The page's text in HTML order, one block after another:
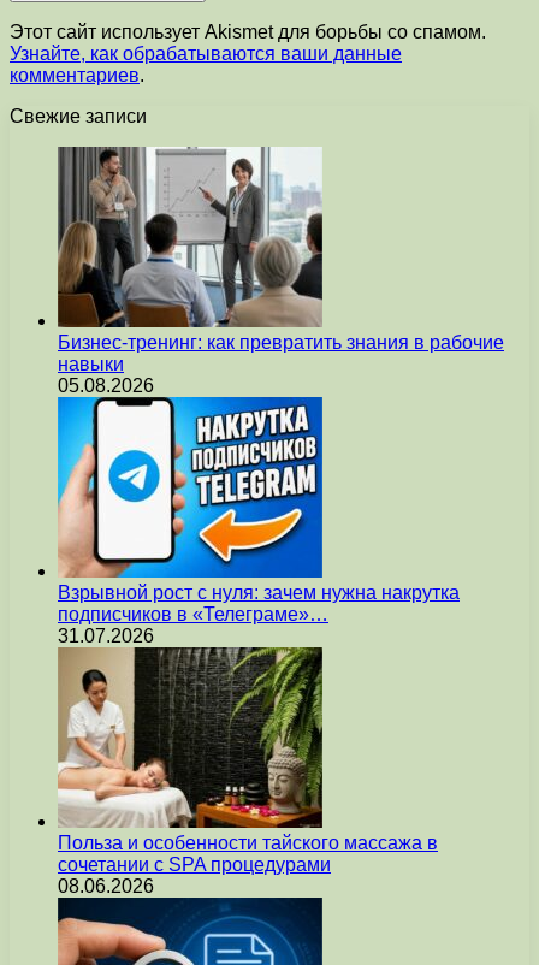
Этот сайт использует Akismet для борьбы со спамом.
Узнайте, как обрабатываются ваши данные
комментариев.
Свежие записи
Бизнес-тренинг: как превратить знания в рабочие
навыки
05.08.2026
Взрывной рост с нуля: зачем нужна накрутка
подписчиков в «Телеграме»…
31.07.2026
Польза и особенности тайского массажа в
сочетании с SPA процедурами
08.06.2026